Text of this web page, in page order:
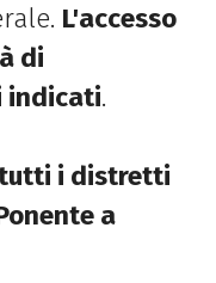
L'accesso
di
indicati.
tutti i distretti
a